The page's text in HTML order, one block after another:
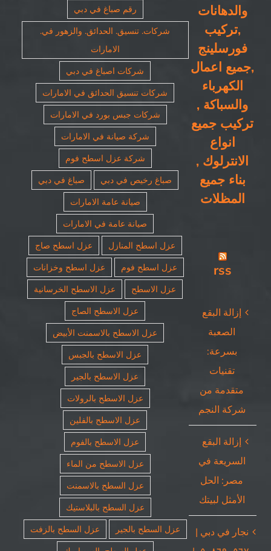
والدهانات
,تركيب
فورسلينج
,جميع اعمال
الكهرباء
والسباكة ,
تركيب جميع
انواع
الانترلوك ,
بناء جميع
المظلات
rss
إزالة البقع
الصعبة
بسرعة:
تقنيات
متقدمة من
شركة النجم
إزالة البقع
السريعة في
مصر: الحل
الأمثل لبيتك
نجار في دبي |
رقم صباغ في دبي
شركات. تنسيق. الحدائق. والزهور في.
الامارات
شركات اصباغ في دبي
شركات تنسيق الحدائق في الامارات
شركات جبس بورد في الامارات
شركة صيانة في الامارات
شركة عزل اسطح فوم
صباغ رخيص في دبي
صباغ في دبي
صيانة عامة الامارات
صيانة عامة في الامارات
عزل اسطح المنازل
عزل اسطح صاج
عزل اسطح فوم
عزل اسطح وخزانات
عزل الاسطح
عزل الاسطح الخرسانية
عزل الاسطح الصاج
عزل الاسطح بالاسمنت الأبيض
عزل الاسطح بالجبس
عزل الاسطح بالجير
عزل الاسطح بالرولات
عزل الاسطح بالفلين
عزل الاسطح بالفوم
عزل الاسطح من الماء
عزل السطح بالاسمنت
عزل السطح بالبلاستيك
عزل السطح بالجير
عزل السطح بالزفت